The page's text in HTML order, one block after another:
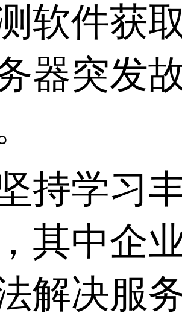
软件获
器突发
持学习
其中企
解决服